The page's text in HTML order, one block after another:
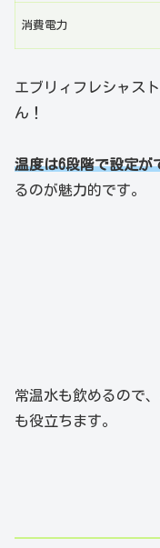
消費電力
エブリィフレシャス
ん！
温度は6段階で設定が
るのが魅力的です。
常温水も飲めるので
も役立ちます。